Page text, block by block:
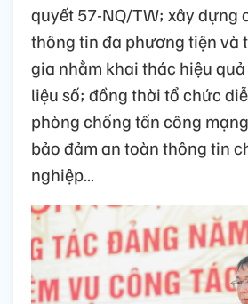
quyết 57-NQ/TW; xây dựng
thông tin đa phương tiện và
gia nhằm khai thác hiệu
liệu số; đồng thời tổ chức
phòng chống tấn công
bảo đảm an toàn thông tin
nghiệp...